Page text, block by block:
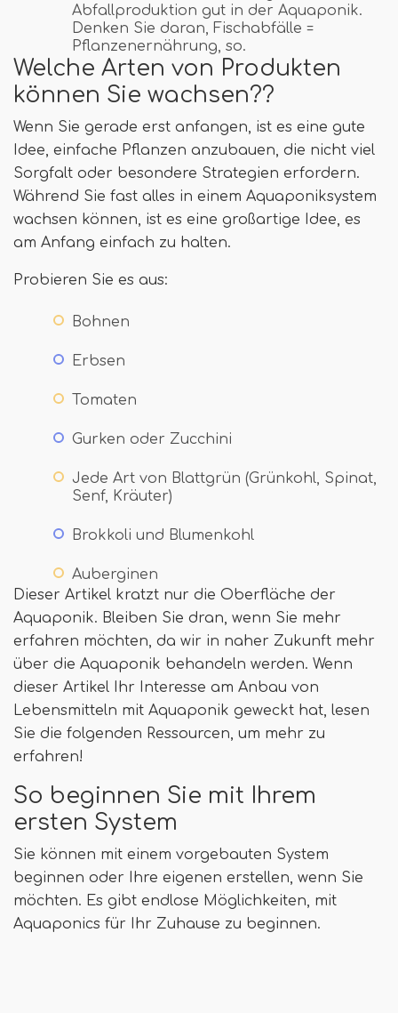
Abfallproduktion gut in der Aquaponik.
Denken Sie daran, Fischabfälle =
Pflanzenernährung, so.
Welche Arten von Produkten
können Sie wachsen??
Wenn Sie gerade erst anfangen, ist es eine gute
Idee, einfache Pflanzen anzubauen, die nicht viel
Sorgfalt oder besondere Strategien erfordern.
Während Sie fast alles in einem Aquaponiksystem
wachsen können, ist es eine großartige Idee, es
am Anfang einfach zu halten.
Probieren Sie es aus:
Bohnen
Erbsen
Tomaten
Gurken oder Zucchini
Jede Art von Blattgrün (Grünkohl, Spinat,
Senf, Kräuter)
Brokkoli und Blumenkohl
Auberginen
Dieser Artikel kratzt nur die Oberfläche der
Aquaponik. Bleiben Sie dran, wenn Sie mehr
erfahren möchten, da wir in naher Zukunft mehr
über die Aquaponik behandeln werden. Wenn
dieser Artikel Ihr Interesse am Anbau von
Lebensmitteln mit Aquaponik geweckt hat, lesen
Sie die folgenden Ressourcen, um mehr zu
erfahren!
So beginnen Sie mit Ihrem
ersten System
Sie können mit einem vorgebauten System
beginnen oder Ihre eigenen erstellen, wenn Sie
möchten. Es gibt endlose Möglichkeiten, mit
Aquaponics für Ihr Zuhause zu beginnen.